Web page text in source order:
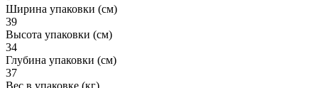
Ширина упаковки (см)
39
Высота упаковки (см)
34
Глубина упаковки (см)
37
Вес в упаковке (кг)